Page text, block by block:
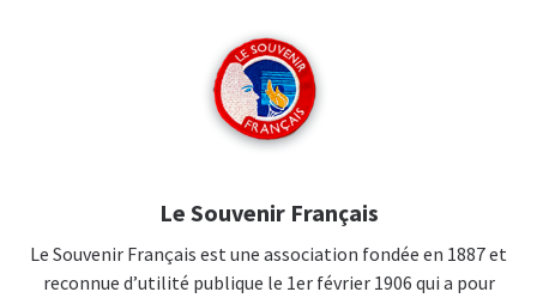
Le Souvenir Français
Le Souvenir Français est une association fondée en 1887 et
reconnue d’utilité publique le 1er février 1906 qui a pour